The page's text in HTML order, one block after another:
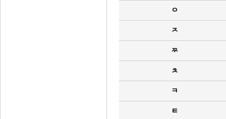
ㅇ
ㅈ
ㅉ
ㅊ
ㅋ
ㅌ